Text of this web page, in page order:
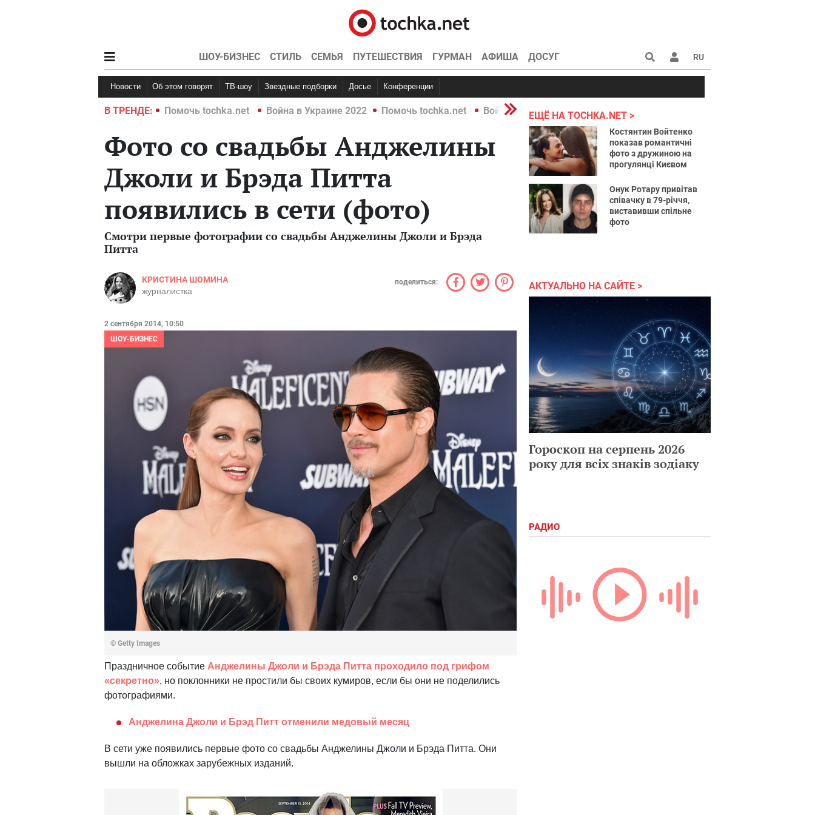
ШОУ-БИЗНЕС СТИЛЬ СЕМЬЯ ПУТЕШЕСТВИЯ ГУРМАН АФИША ДОСУГ RU
Новости Об этом говорят ТВ-шоу Звездные подборки Досье Конференции
В ТРЕНДЕ:
Война в Украине 2022 Помочь tochka.net Война в Украине 2022 Помочь tochka.net Война в Украине 2022
Фото со свадьбы Анджелины
Джоли и Брэда Питта
появились в сети (фото)
Смотри первые фотографии со свадьбы Анджелины Джоли и Брэда
Питта
КРИСТИНА ШОМИНА
журналистка
поделиться:
2 сентября 2014, 10:50
ШОУ-БИЗНЕС
© Getty Images
Праздничное событие Анджелины Джоли и Брэда Питта проходило под грифом
«секретно», но поклонники не простили бы своих кумиров, если бы они не поделились
фотографиями.
Анджелина Джоли и Брэд Питт отменили медовый месяц
В сети уже появились первые фото со свадьбы Анджелины Джоли и Брэда Питта. Они
вышли на обложках зарубежных изданий.
ЕЩЁ НА TOCHKA.NET
Костянтин Войтенко
показав романтичні
фото з дружиною на
прогулянці Києвом
Онук Ротару привітав
співачку в 79-річчя,
виставивши спільне
фото
АКТУАЛЬНО НА САЙТЕ
Гороскоп на серпень 2026
року для всіх знаків зодіаку
РАДИО